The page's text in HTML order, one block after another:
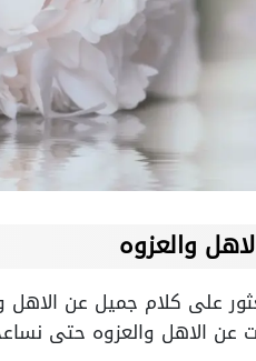
والعزوه
على كلام جميل عن الاهل
عن الاهل والعزوه حتى